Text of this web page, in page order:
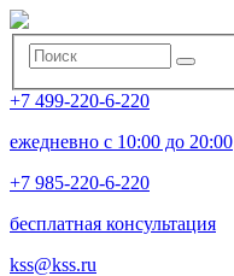
+7 499-220-6-220
ежедневно с 10:00 до 20:00
+7 985-220-6-220
бесплатная консультация
kss@kss.ru